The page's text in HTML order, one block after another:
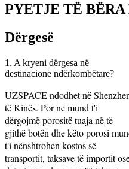
PYETJE TË BËRA
Dërgesë
1. A kryeni dërgesa në
destinacione ndërkombëtare?
UZSPACE ndodhet në
të Kinës. Por ne mund t'i
dërgojmë porositë tuaja në të
gjithë botën dhe këto porosi
t'i nënshtrohen kostos së
transportit, taksave të importit